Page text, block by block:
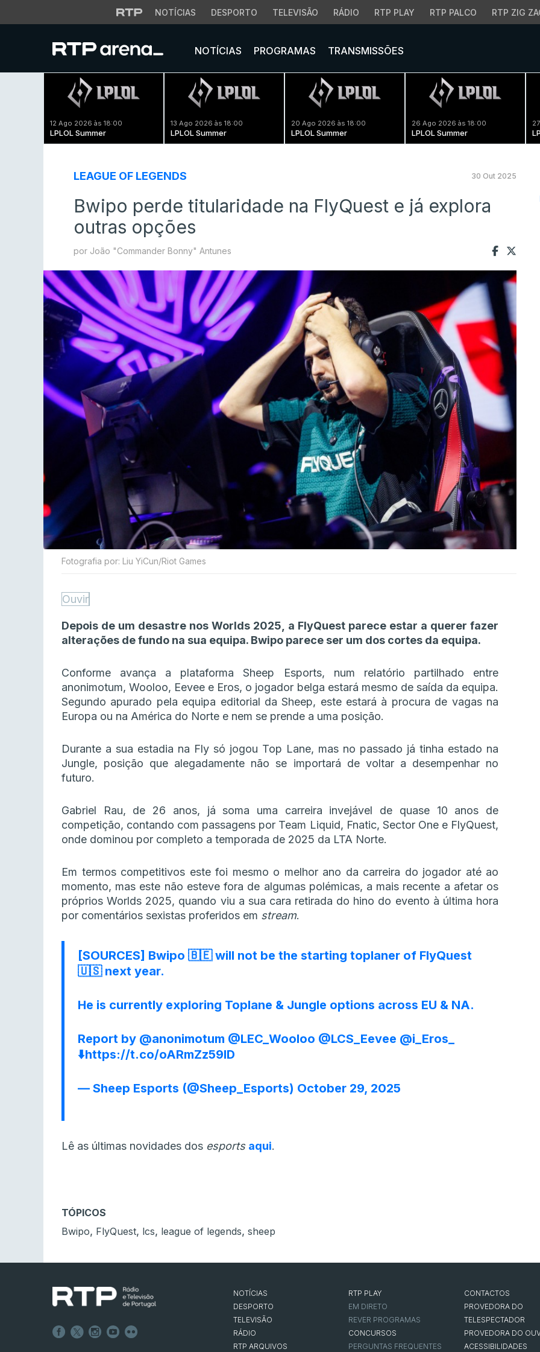
NOTÍCIAS DESPORTO TELEVISÃO RÁDIO RTP PLAY RTP PALCO RTP ZIG
NOTÍCIAS PROGRAMAS TRANSMISSÕES
12 Ago 2026 às 18:00
LPLOL Summer
13 Ago 2026 às 18:00
LPLOL Summer
20 Ago 2026 às 18:00
LPLOL Summer
26 Ago 2026 às 18:00
LPLOL Summer
LEAGUE OF LEGENDS 30 Out 2025
Bwipo perde titularidade na FlyQuest e já explora
outras opções
por João "Commander Bonny" Antunes
Fotografia por: Liu YiCun/Riot Games
Ouvir
Depois de um desastre nos Worlds 2025, a FlyQuest parece estar a querer fazer
alterações de fundo na sua equipa. Bwipo parece ser um dos cortes da equipa.
Conforme avança a plataforma Sheep Esports, num relatório partilhado entre
anonimotum, Wooloo, Eevee e Eros, o jogador belga estará mesmo de saída da equipa.
Segundo apurado pela equipa editorial da Sheep, este estará à procura de vagas na
Europa ou na América do Norte e nem se prende a uma posição.
Durante a sua estadia na Fly só jogou Top Lane, mas no passado já tinha estado na
Jungle, posição que alegadamente não se importará de voltar a desempenhar no
futuro.
Gabriel Rau, de 26 anos, já soma uma carreira invejável de quase 10 anos de
competição, contando com passagens por Team Liquid, Fnatic, Sector One e FlyQuest,
onde dominou por completo a temporada de 2025 da LTA Norte.
Em termos competitivos este foi mesmo o melhor ano da carreira do jogador até ao
momento, mas este não esteve fora de algumas polémicas, a mais recente a afetar os
próprios Worlds 2025, quando viu a sua cara retirada do hino do evento à última hora
por comentários sexistas proferidos em stream.
[SOURCES] Bwipo 🇧🇪 will not be the starting toplaner of FlyQuest
🇺🇸 next year.
He is currently exploring Toplane & Jungle options across EU & NA.
Report by @anonimotum @LEC_Wooloo @LCS_Eevee @i_Eros_
⬇️https://t.co/oARmZz59lD
— Sheep Esports (@Sheep_Esports) October 29, 2025
Lê as últimas novidades dos esports aqui.
TÓPICOS
Bwipo, FlyQuest, lcs, league of legends, sheep
NOTÍCIAS
DESPORTO
TELEVISÃO
RÁDIO
RTP ARQUIVOS
RTP PLAY
EM DIRETO
REVER PROGRAMAS
CONCURSOS
PERGUNTAS FREQUENTES
CONTACTOS
PROVEDORA DO
TELESPECTADOR
PROVEDORA DO
ACESSIBILIDADES